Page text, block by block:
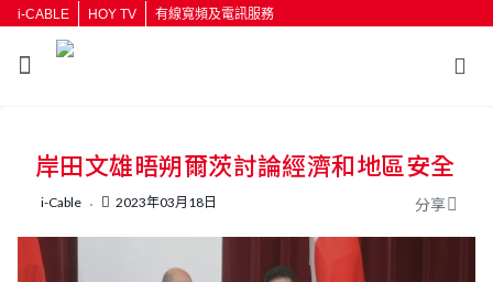
i-CABLE HOY TV 有線寬頻及電訊服務
按輸入鍵開始搜尋
岸田文雄晤朔爾茨討論經濟和地區安全
i-Cable 2023年03月18日 分享